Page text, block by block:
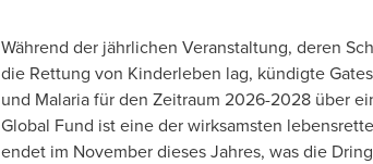
Während der jährlichen Veranstaltung, deren
die Rettung von Kinderleben lag, kündigte
und Malaria für den Zeitraum 2026-2028 über
Global Fund ist eine der wirksamsten
endet im November dieses Jahres, was die